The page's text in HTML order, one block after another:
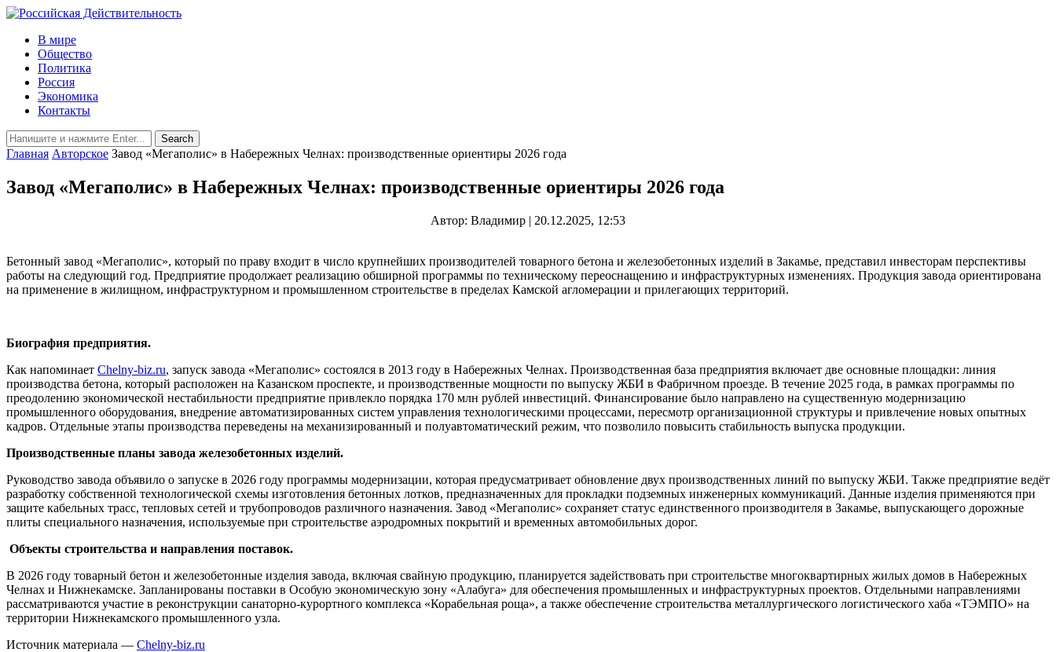
В мире
Общество
Политика
Россия
Экономика
Контакты
Главная Авторское Завод «Мегаполис» в Набережных Челнах: производственные ориентиры 2026 года
Завод «Мегаполис» в Набережных Челнах: производственные ориентиры 2026 года
Автор: Владимир | 20.12.2025, 12:53
Бетонный завод «Мегаполис», который по праву входит в число крупнейших производителей товарного бетона и железобетонных изделий в Закамье, представил инвесторам перспективы
работы на следующий год. Предприятие продолжает реализацию обширной программы по техническому переоснащению и инфраструктурных изменениях. Продукция завода ориентирована
на применение в жилищном, инфраструктурном и промышленном строительстве в пределах Камской агломерации и прилегающих территорий.
Биография предприятия.
Как напоминает Chelny-biz.ru, запуск завода «Мегаполис» состоялся в 2013 году в Набережных Челнах. Производственная база предприятия включает две основные площадки: линия
производства бетона, который расположен на Казанском проспекте, и производственные мощности по выпуску ЖБИ в Фабричном проезде. В течение 2025 года, в рамках программы по
преодолению экономической нестабильности предприятие привлекло порядка 170 млн рублей инвестиций. Финансирование было направлено на существенную модернизацию
промышленного оборудования, внедрение автоматизированных систем управления технологическими процессами, пересмотр организационной структуры и привлечение новых опытных
кадров. Отдельные этапы производства переведены на механизированный и полуавтоматический режим, что позволило повысить стабильность выпуска продукции.
Производственные планы завода железобетонных изделий.
Руководство завода объявило о запуске в 2026 году программы модернизации, которая предусматривает обновление двух производственных линий по выпуску ЖБИ. Также предприятие ведёт
разработку собственной технологической схемы изготовления бетонных лотков, предназначенных для прокладки подземных инженерных коммуникаций. Данные изделия применяются при
защите кабельных трасс, тепловых сетей и трубопроводов различного назначения. Завод «Мегаполис» сохраняет статус единственного производителя в Закамье, выпускающего дорожные
плиты специального назначения, используемые при строительстве аэродромных покрытий и временных автомобильных дорог.
Объекты строительства и направления поставок.
В 2026 году товарный бетон и железобетонные изделия завода, включая свайную продукцию, планируется задействовать при строительстве многоквартирных жилых домов в Набережных
Челнах и Нижнекамске. Запланированы поставки в Особую экономическую зону «Алабуга» для обеспечения промышленных и инфраструктурных проектов. Отдельными направлениями
рассматриваются участие в реконструкции санаторно-курортного комплекса «Корабельная роща», а также обеспечение строительства металлургического логистического хаба «ТЭМПО» на
территории Нижнекамского промышленного узла.
Источник материала — Chelny-biz.ru